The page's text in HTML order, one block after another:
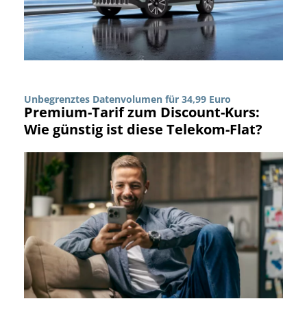
Unbegrenztes Datenvolumen für 34,99 Euro
Premium-Tarif zum Discount-Kurs:
Wie günstig ist diese Telekom-Flat?